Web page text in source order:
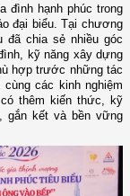
đình hạnh phúc trong
đại biểu. Tại chương
đã chia sẻ nhiều góc
kỹ năng xây dựng
hợp trước những tác
các kinh nghiệm
thêm kiến thức, kỹ
gắn kết và bền vững